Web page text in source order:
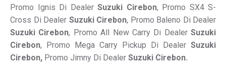
Promo Ignis Di Dealer Suzuki Cirebon, Promo SX4 S-
Cross Di Dealer Suzuki Cirebon, Promo Baleno Di Dealer
Suzuki Cirebon, Promo All New Carry Di Dealer Suzuki
Cirebon, Promo Mega Carry Pickup Di Dealer Suzuki
Cirebon, Promo Jimny Di Dealer Suzuki Cirebon.